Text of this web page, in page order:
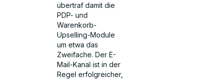
übertraf damit die
PDP- und
Warenkorb-
Upselling-Module
um etwa das
Zweifache. Der E-
Mail-Kanal ist in der
Regel erfolgreicher,